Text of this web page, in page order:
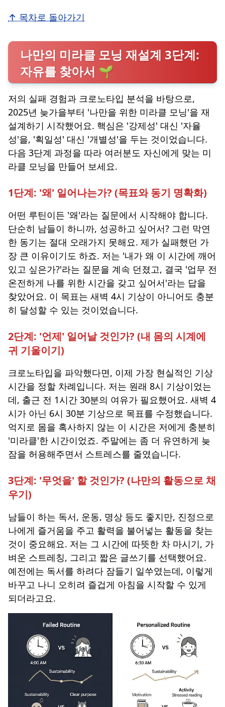
↑ 목차로 돌아가기
나만의 미라클 모닝 재설계 3단계:
자유를 찾아서 🌱
저의 실패 경험과 크로노타입 분석을 바탕으로,
2025년 늦가을부터 '나만을 위한 미라클 모닝'을 재
설계하기 시작했어요. 핵심은 '강제성' 대신 '자율
성'을, '획일성' 대신 '개별성'을 두는 것이었습니다.
다음 3단계 과정을 따라 여러분도 자신에게 맞는 미
라클 모닝을 만들어 보세요.
1단계: '왜' 일어나는가? (목표와 동기 명확화)
어떤 루틴이든 '왜'라는 질문에서 시작해야 합니다.
단순히 남들이 하니까, 성공하고 싶어서? 그런 막연
한 동기는 절대 오래가지 못해요. 제가 실패했던 가
장 큰 이유이기도 하죠. 저는 '내가 왜 이 시간에 깨어
있고 싶은가?'라는 질문을 계속 던졌고, 결국 '업무 전
온전하게 나를 위한 시간을 갖고 싶어서'라는 답을
찾았어요. 이 목표는 새벽 4시 기상이 아니어도 충분
히 달성할 수 있는 것이었습니다.
2단계: '언제' 일어날 것인가? (내 몸의 시계에
귀 기울이기)
크로노타입을 파악했다면, 이제 가장 현실적인 기상
시간을 정할 차례입니다. 저는 원래 8시 기상이었는
데, 출근 전 1시간 30분의 여유가 필요했어요. 새벽 4
시가 아닌 6시 30분 기상으로 목표를 수정했습니다.
억지로 몸을 혹사하지 않는 이 시간은 저에게 충분히
'미라클'한 시간이었죠. 주말에는 좀 더 유연하게 늦
잠을 허용해주면서 스트레스를 줄였습니다.
3단계: '무엇을' 할 것인가? (나만의 활동으로 채
우기)
남들이 하는 독서, 운동, 명상 등도 좋지만, 진정으로
나에게 즐거움을 주고 활력을 불어넣는 활동을 찾는
것이 중요해요. 저는 그 시간에 따뜻한 차 마시기, 가
벼운 스트레칭, 그리고 짧은 글쓰기를 선택했어요.
예전에는 독서를 하려다 잠들기 일쑤였는데, 이렇게
바꾸고 나니 오히려 즐겁게 아침을 시작할 수 있게
되더라고요.